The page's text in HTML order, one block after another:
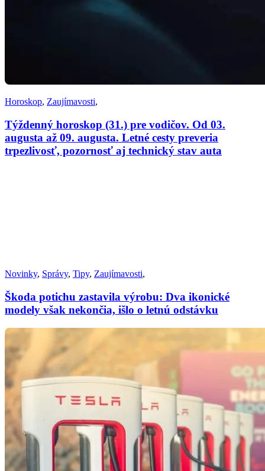
Horoskop, Zaujímavosti,
Týždenný horoskop (31.) pre vodičov. Od 03.
augusta až 09. augusta. Letné cesty preveria
trpezlivosť, pozornosť aj technický stav auta
Novinky, Správy, Tipy, Zaujímavosti,
Škoda potichu zastavila výrobu: Dva ikonické
modely však nekončia, išlo o letnú odstávku